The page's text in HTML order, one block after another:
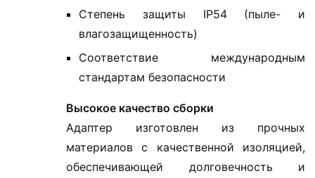
Степень защиты IP54 (пыле- и
влагозащищенность)
Соответствие международным
стандартам безопасности
Высокое качество сборки
Адаптер изготовлен из прочных
материалов с качественной изоляцией,
обеспечивающей долговечность и